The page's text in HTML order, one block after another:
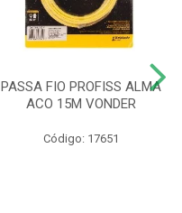
PASSA FIO PROFISS ALMA
ACO 15M VONDER
Código: 17651